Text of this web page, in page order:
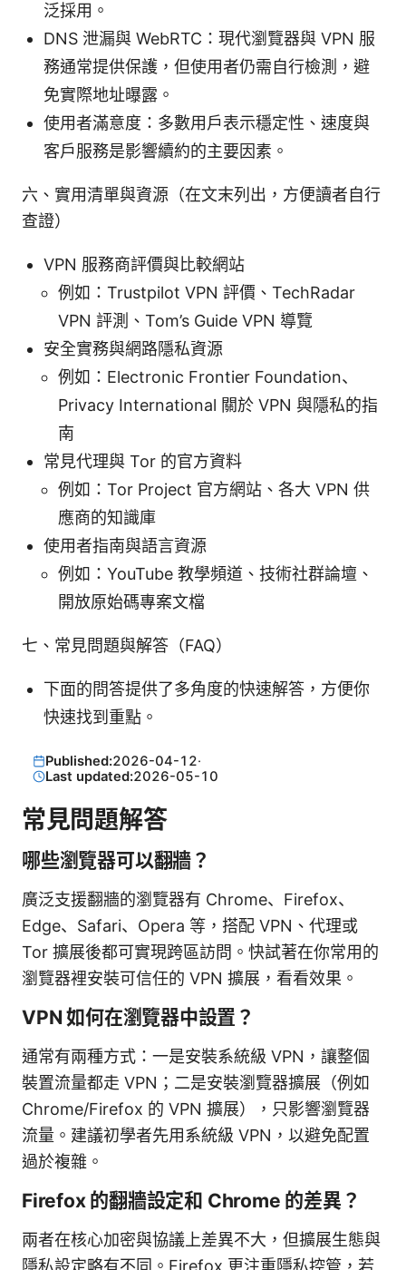
泛採用。
DNS 泄漏與 WebRTC：現代瀏覽器與 VPN 服
務通常提供保護，但使用者仍需自行檢測，避
免實際地址曝露。
使用者滿意度：多數用戶表示穩定性、速度與
客戶服務是影響續約的主要因素。
六、實用清單與資源（在文末列出，方便讀者自行
查證）
VPN 服務商評價與比較網站
例如：Trustpilot VPN 評價、TechRadar
VPN 評測、Tom’s Guide VPN 導覽
安全實務與網路隱私資源
例如：Electronic Frontier Foundation、
Privacy International 關於 VPN 與隱私的指
南
常見代理與 Tor 的官方資料
例如：Tor Project 官方網站、各大 VPN 供
應商的知識庫
使用者指南與語言資源
例如：YouTube 教學頻道、技術社群論壇、
開放原始碼專案文檔
七、常見問題與解答（FAQ）
下面的問答提供了多角度的快速解答，方便你
快速找到重點。
Published:2026-04-12·
Last updated:2026-05-10
常見問題解答
哪些瀏覽器可以翻牆？
廣泛支援翻牆的瀏覽器有 Chrome、Firefox、
Edge、Safari、Opera 等，搭配 VPN、代理或
Tor 擴展後都可實現跨區訪問。快試著在你常用的
瀏覽器裡安裝可信任的 VPN 擴展，看看效果。
VPN 如何在瀏覽器中設置？
通常有兩種方式：一是安裝系統級 VPN，讓整個
裝置流量都走 VPN；二是安裝瀏覽器擴展（例如
Chrome/Firefox 的 VPN 擴展），只影響瀏覽器
流量。建議初學者先用系統級 VPN，以避免配置
過於複雜。
Firefox 的翻牆設定和 Chrome 的差異？
兩者在核心加密與協議上差異不大，但擴展生態與
隱私設定略有不同。Firefox 更注重隱私控管，若